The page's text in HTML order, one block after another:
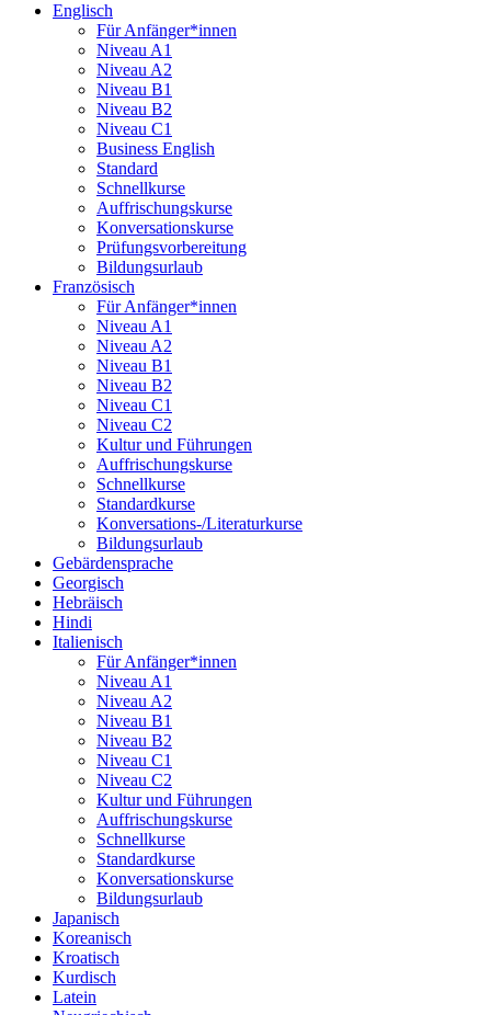
Englisch
Für Anfänger*innen
Niveau A1
Niveau A2
Niveau B1
Niveau B2
Niveau C1
Business English
Standard
Schnellkurse
Auffrischungskurse
Konversationskurse
Prüfungsvorbereitung
Bildungsurlaub
Französisch
Für Anfänger*innen
Niveau A1
Niveau A2
Niveau B1
Niveau B2
Niveau C1
Niveau C2
Kultur und Führungen
Auffrischungskurse
Schnellkurse
Standardkurse
Konversations-/Literaturkurse
Bildungsurlaub
Gebärdensprache
Georgisch
Hebräisch
Hindi
Italienisch
Für Anfänger*innen
Niveau A1
Niveau A2
Niveau B1
Niveau B2
Niveau C1
Niveau C2
Kultur und Führungen
Auffrischungskurse
Schnellkurse
Standardkurse
Konversationskurse
Bildungsurlaub
Japanisch
Koreanisch
Kroatisch
Kurdisch
Latein